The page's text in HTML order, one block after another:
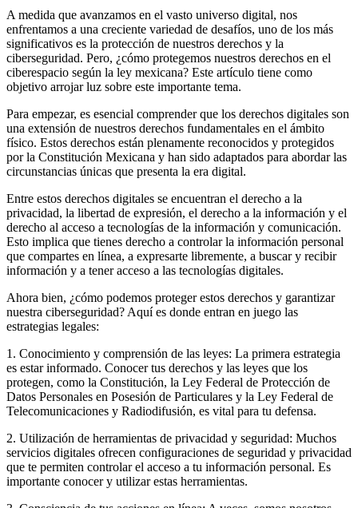
A medida que avanzamos en el vasto universo digital, nos
enfrentamos a una creciente variedad de desafíos, uno de los más
significativos es la protección de nuestros derechos y la
ciberseguridad. Pero, ¿cómo protegemos nuestros derechos en el
ciberespacio según la ley mexicana? Este artículo tiene como
objetivo arrojar luz sobre este importante tema.
Para empezar, es esencial comprender que los derechos digitales son
una extensión de nuestros derechos fundamentales en el ámbito
físico. Estos derechos están plenamente reconocidos y protegidos
por la Constitución Mexicana y han sido adaptados para abordar las
circunstancias únicas que presenta la era digital.
Entre estos derechos digitales se encuentran el derecho a la
privacidad, la libertad de expresión, el derecho a la información y el
derecho al acceso a tecnologías de la información y comunicación.
Esto implica que tienes derecho a controlar la información personal
que compartes en línea, a expresarte libremente, a buscar y recibir
información y a tener acceso a las tecnologías digitales.
Ahora bien, ¿cómo podemos proteger estos derechos y garantizar
nuestra ciberseguridad? Aquí es donde entran en juego las
estrategias legales:
1. Conocimiento y comprensión de las leyes: La primera estrategia
es estar informado. Conocer tus derechos y las leyes que los
protegen, como la Constitución, la Ley Federal de Protección de
Datos Personales en Posesión de Particulares y la Ley Federal de
Telecomunicaciones y Radiodifusión, es vital para tu defensa.
2. Utilización de herramientas de privacidad y seguridad: Muchos
servicios digitales ofrecen configuraciones de seguridad y privacidad
que te permiten controlar el acceso a tu información personal. Es
importante conocer y utilizar estas herramientas.